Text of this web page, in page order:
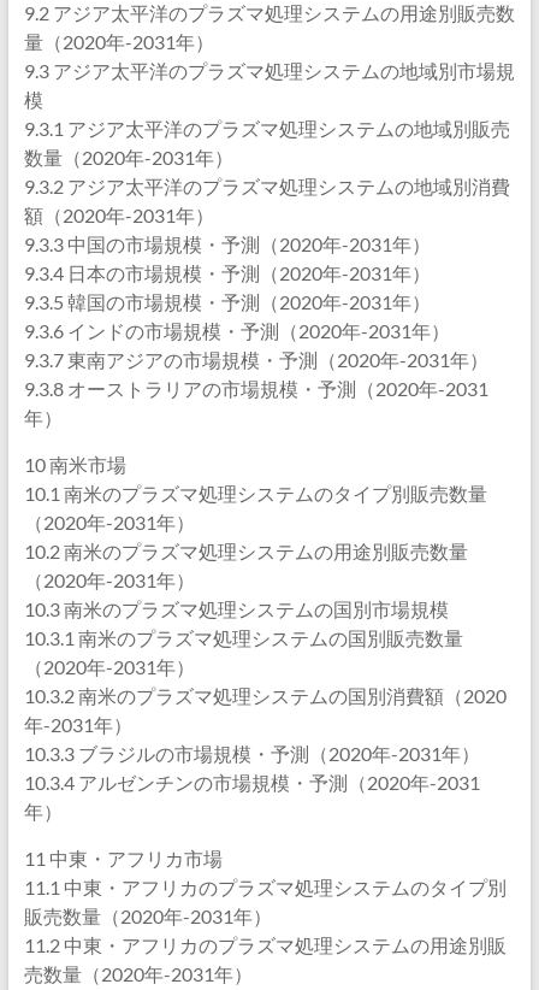
9.2 アジア太平洋のプラズマ処理システムの用途別販売数
量（2020年-2031年）
9.3 アジア太平洋のプラズマ処理システムの地域別市場規
模
9.3.1 アジア太平洋のプラズマ処理システムの地域別販売
数量（2020年-2031年）
9.3.2 アジア太平洋のプラズマ処理システムの地域別消費
額（2020年-2031年）
9.3.3 中国の市場規模・予測（2020年-2031年）
9.3.4 日本の市場規模・予測（2020年-2031年）
9.3.5 韓国の市場規模・予測（2020年-2031年）
9.3.6 インドの市場規模・予測（2020年-2031年）
9.3.7 東南アジアの市場規模・予測（2020年-2031年）
9.3.8 オーストラリアの市場規模・予測（2020年-2031
年）
10 南米市場
10.1 南米のプラズマ処理システムのタイプ別販売数量
（2020年-2031年）
10.2 南米のプラズマ処理システムの用途別販売数量
（2020年-2031年）
10.3 南米のプラズマ処理システムの国別市場規模
10.3.1 南米のプラズマ処理システムの国別販売数量
（2020年-2031年）
10.3.2 南米のプラズマ処理システムの国別消費額（2020
年-2031年）
10.3.3 ブラジルの市場規模・予測（2020年-2031年）
10.3.4 アルゼンチンの市場規模・予測（2020年-2031
年）
11 中東・アフリカ市場
11.1 中東・アフリカのプラズマ処理システムのタイプ別
販売数量（2020年-2031年）
11.2 中東・アフリカのプラズマ処理システムの用途別販
売数量（2020年-2031年）